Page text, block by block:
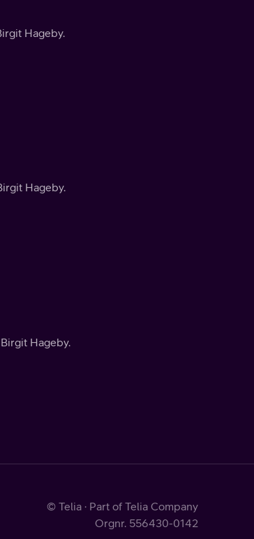
Hageby.
Hageby.
Hageby.
© Telia · Part of Telia Company
Orgnr. 556430-0142